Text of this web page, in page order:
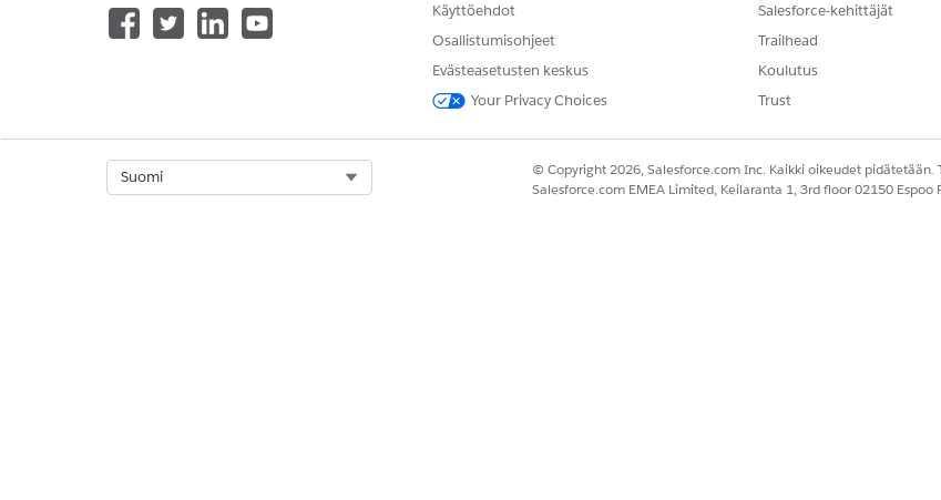
Käyttöehdot
Osallistumisohjeet
Evästeasetusten keskus
Your Privacy Choices
Salesforce-kehittäjät
Trailhead
Koulutus
Trust
Suomi
© Copyright 2026, Salesforce.com Inc. Kaikki oikeudet
Salesforce.com EMEA Limited, Keilaranta 1, 3rd floor 02150 Espoo